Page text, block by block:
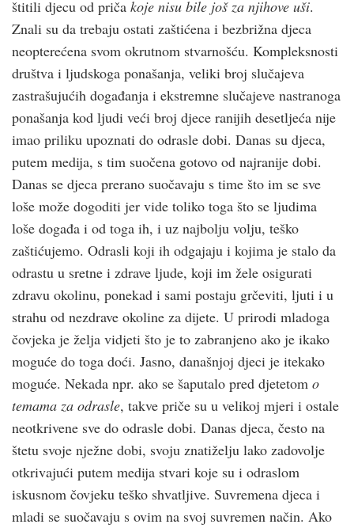
štitili djecu od priča koje nisu bile još za njihove uši.
Znali su da trebaju ostati zaštićena i bezbrižna djeca
neopterećena svom okrutnom stvarnošću. Kompleksnosti
društva i ljudskoga ponašanja, veliki broj slučajeva
zastrašujućih događanja i ekstremne slučajeve nastranoga
ponašanja kod ljudi veći broj djece ranijih desetljeća nije
imao priliku upoznati do odrasle dobi. Danas su djeca,
putem medija, s tim suočena gotovo od najranije dobi.
Danas se djeca prerano suočavaju s time što im se sve
loše može dogoditi jer vide toliko toga što se ljudima
loše događa i od toga ih, i uz najbolju volju, teško
zaštićujemo. Odrasli koji ih odgajaju i kojima je stalo da
odrastu u sretne i zdrave ljude, koji im žele osigurati
zdravu okolinu, ponekad i sami postaju grčeviti, ljuti i u
strahu od nezdrave okoline za dijete. U prirodi mladoga
čovjeka je želja vidjeti što je to zabranjeno ako je ikako
moguće do toga doći. Jasno, današnjoj djeci je itekako
moguće. Nekada npr. ako se šaputalo pred djetetom o
temama za odrasle, takve priče su u velikoj mjeri i ostale
neotkrivene sve do odrasle dobi. Danas djeca, često na
štetu svoje nježne dobi, svoju znatiželju lako zadovolje
otkrivajući putem medija stvari koje su i odraslom
iskusnom čovjeku teško shvatljive. Suvremena djeca i
mladi se suočavaju s ovim na svoj suvremen način. Ako